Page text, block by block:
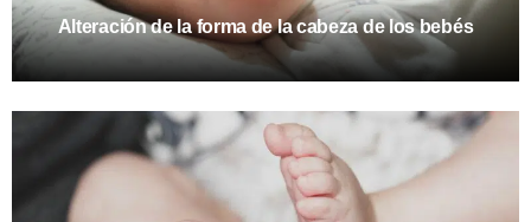
Alteración de la forma de la cabeza de los bebés